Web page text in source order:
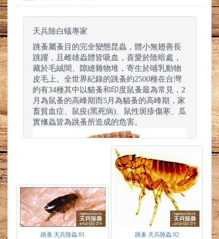
天兵除白蟻專家
跳蚤屬蚤目的完全變態昆蟲，體小無翅善長
跳躍，且雌雄蟲體皆吸血，喜愛於陰暗處，
藏於毛絨間、隙縫雜物堆，寄生於哺乳動物
皮毛上。全世界紀錄的跳蚤約2500種在台灣
約有34種其中以貓蚤和印度鼠蚤最為常見，2
月為鼠蚤的高峰期而5月為貓蚤的高峰期，家
畜貧血症、鼠疫(黑死病)、鼠性斑疹傷寒、瓜
實絛蟲皆為跳蚤所造成的危害。
跳蚤 天兵除蟲 01 跳蚤 天兵除蟲 02